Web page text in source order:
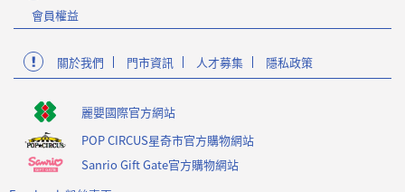
會員權益
關於我們 門市資訊 人才募集 隱私政策
麗嬰國際官方網站
POP CIRCUS星奇市官方購物網站
Sanrio Gift Gate官方購物網站